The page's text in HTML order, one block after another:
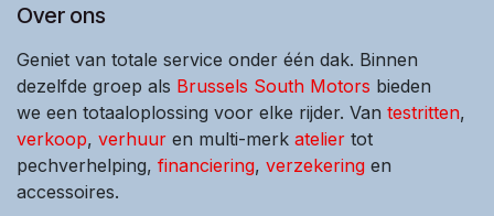
Over ons
Geniet van totale service onder één dak. Binnen
dezelfde groep als Brussels South Motors bieden
we een totaaloplossing voor elke rijder. Van testritten,
verkoop, verhuur en multi-merk atelier tot
pechverhelping, financiering, verzekering en
accessoires.